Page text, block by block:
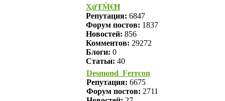
ҲửŦṀ€Ħ
Репутация: 6847
Форум постов: 1837
Новостей: 856
Комментов: 29272
Блоги: 0
Статьи: 40
Desmond_Ferrcon
Репутация: 6675
Форум постов: 2711